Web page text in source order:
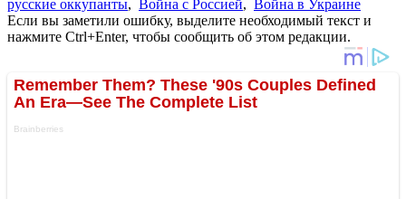
русские оккупанты, Война с Россией, Война в Украине
Если вы заметили ошибку, выделите необходимый текст и
нажмите Ctrl+Enter, чтобы сообщить об этом редакции.